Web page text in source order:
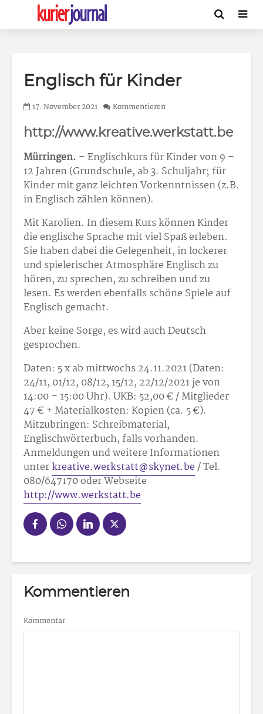
Englisch für Kinder
17. November 2021 Kommentieren
http://www.kreative.werkstatt.be
Mürringen. – Englischkurs für Kinder von 9 –
12 Jahren (Grundschule, ab 3. Schuljahr; für
Kinder mit ganz leichten Vorkenntnissen (z.B.
in Englisch zählen können).
Mit Karolien. In diesem Kurs können Kinder
die englische Sprache mit viel Spaß erleben.
Sie haben dabei die Gelegenheit, in lockerer
und spielerischer Atmosphäre Englisch zu
hören, zu sprechen, zu schreiben und zu
lesen. Es werden ebenfalls schöne Spiele auf
Englisch gemacht.
Aber keine Sorge, es wird auch Deutsch
gesprochen.
Daten: 5 x ab mittwochs 24.11.2021 (Daten:
24/11, 01/12, 08/12, 15/12, 22/12/2021 je von
14:00 – 15:00 Uhr). UKB: 52,00 € / Mitglieder
47 € + Materialkosten: Kopien (ca. 5 €).
Mitzubringen: Schreibmaterial,
Englischwörterbuch, falls vorhanden.
Anmeldungen und weitere Informationen
unterkreative.werkstatt@skynet.be/ Tel.
080/647170 oder Webseite
http://www.werkstatt.be
Kommentieren
Kommentar